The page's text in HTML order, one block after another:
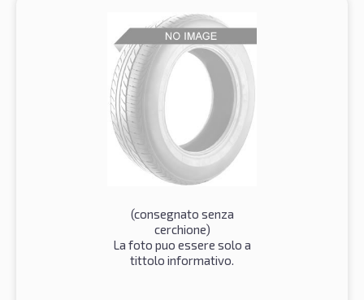
(consegnato senza
cerchione)
La foto puo essere solo a
tittolo informativo.